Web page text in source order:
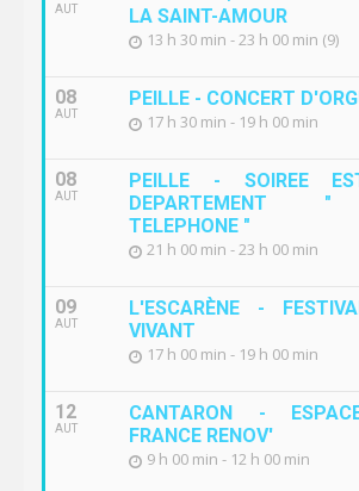
AUT
LA SAINT-AMOUR
13 h 30 min - 23 h 00 min (9)
08
AUT
PEILLE - CONCERT
17 h 30 min - 19 h 00 min
08
AUT
PEILLE - SOIREE
DEPARTEMENT "
TELEPHONE "
21 h 00 min - 23 h 00 min
09
AUT
L'ESCARÈNE -
VIVANT
17 h 00 min - 19 h 00 min
12
AUT
CANTARON -
FRANCE RENOV'
9 h 00 min - 12 h 00 min